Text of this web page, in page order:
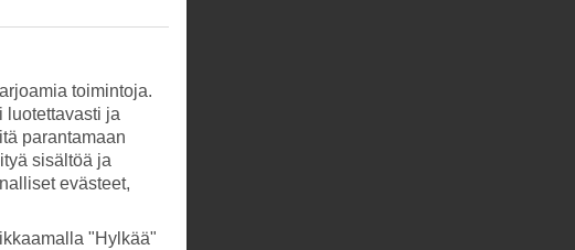
toimintoja.
luotettavasti ja
parantamaan
sisältöä ja
evästeet,
"Hylkää"